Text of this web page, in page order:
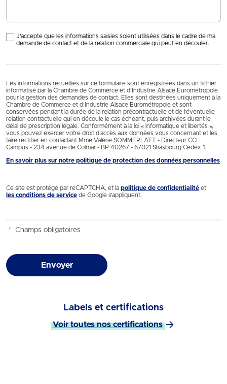
J'accepte que les informations saisies soient utilisées dans le cadre de ma
demande de contact et de la relation commerciale qui peut en découler.
Les informations recueillies sur ce formulaire sont enregistrées dans un fichier
informatisé par la Chambre de Commerce et d’Industrie Alsace Eurométropole
pour la gestion des demandes de contact. Elles sont destinées uniquement à la
Chambre de Commerce et d’Industrie Alsace Eurométropole et sont
conservées pendant la durée de la relation précontractuelle et de l’éventuelle
relation contractuelle qui en découle le cas échéant, puis archivées durant le
délai de prescription légale. Conformément à la loi « informatique et libertés »,
vous pouvez exercer votre droit d'accès aux données vous concernant et les
faire rectifier en contactant Mme Valérie SOMMERLATT - Directeur CCI
Campus - 234 avenue de Colmar - BP 40267 - 67021 Strasbourg Cedex 1.
En savoir plus sur notre politique de protection des données personnelles
Ce site est protégé par reCAPTCHA, et la politique de confidentialité et
les conditions de service de Google s’appliquent.
* Champs obligatoires
Envoyer
Labels et certifications
Voir toutes nos certifications